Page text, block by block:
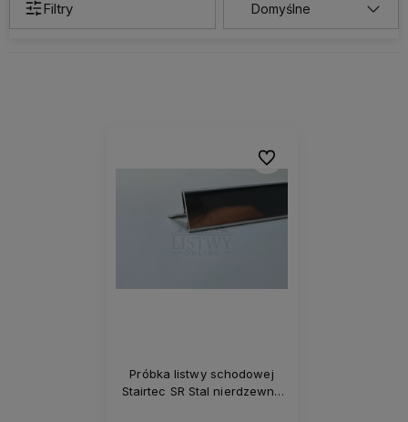
Filtry
Próbka listwy schodowej
Stairtec SR Stal nierdzewna
Do ulubionych